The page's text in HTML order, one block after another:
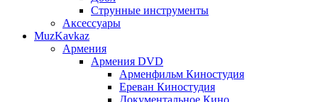
Струнные инструменты
Аксессуары
MuzKavkaz
Армения
Армения DVD
Арменфильм Киностудия
Ереван Киностудия
Документальное Кино